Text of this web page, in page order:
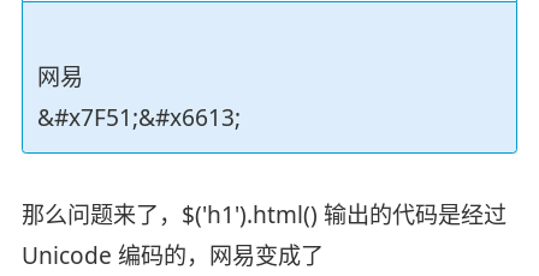
网易
&#x7F51;&#x6613;
那么问题来了，$('h1').html() 输出的代码是经过
Unicode 编码的，网易变成了